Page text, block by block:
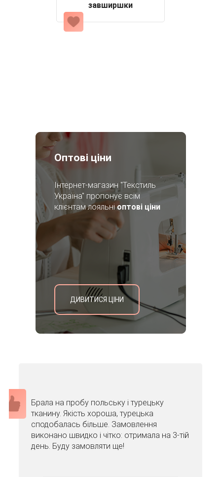
завширшки
Оптові ціни
Інтернет-магазин "Текстиль
Україна" пропонує всім
клієнтам лояльніоптові ціни
ДИВИТИСЯ ЦІНИ
Брала на пробу польську і турецьку
тканину. Якість хороша, турецька
сподобалась більше. Замовлення
виконано швидко і чітко: отримала на 3-тій
день. Буду замовляти ще!